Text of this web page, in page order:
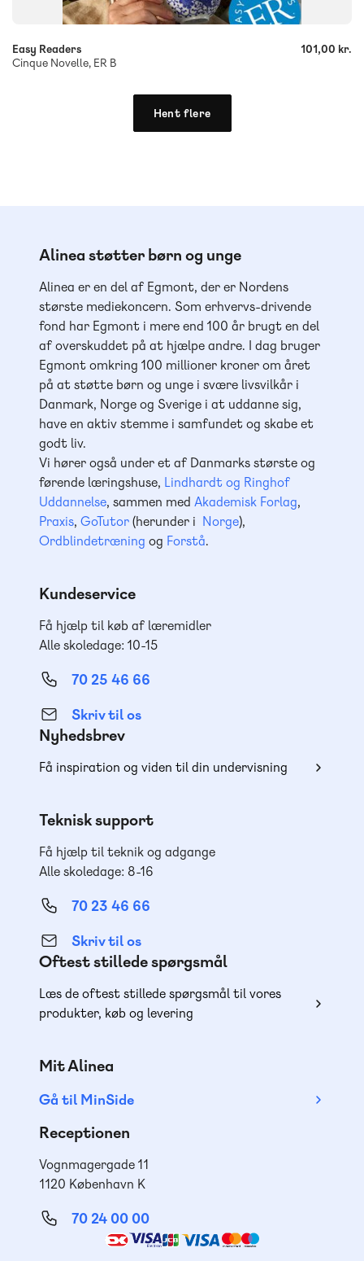
Easy Readers
Cinque Novelle, ER B
101,00 kr.
Hent flere
Alinea støtter børn og unge
Alinea er en del af Egmont, der er Nordens
største mediekoncern. Som erhvervs-drivende
fond har Egmont i mere end 100 år brugt en del
af overskuddet på at hjælpe andre. I dag bruger
Egmont omkring 100 millioner kroner om året
på at støtte børn og unge i svære livsvilkår i
Danmark, Norge og Sverige i at uddanne sig,
have en aktiv stemme i samfundet og skabe et
godt liv.
Vi hører også under et af Danmarks største og
førende læringshuse, Lindhardt og Ringhof
Uddannelse, sammen med Akademisk Forlag,
Praxis, GoTutor(herunder i Norge),
Ordblindetræning og Forstå.
Kundeservice
Få hjælp til køb af læremidler
Alle skoledage: 10-15
70 25 46 66
Skriv til os
Nyhedsbrev
Få inspiration og viden til din undervisning
Teknisk support
Få hjælp til teknik og adgange
Alle skoledage: 8-16
70 23 46 66
Skriv til os
Oftest stillede spørgsmål
Læs de oftest stillede spørgsmål til vores
produkter, køb og levering
Mit Alinea
Gå til MinSide
Receptionen
Vognmagergade 11
1120 København K
70 24 00 00